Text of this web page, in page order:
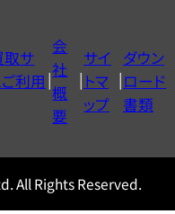
取サ
利用
会
社
概
要
サイ
トマ
ップ
ダウン
ロード
書類
All Rights Reserved.